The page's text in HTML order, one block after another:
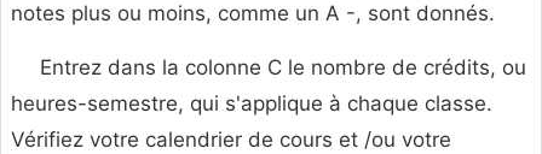
notes plus ou moins, comme un A -, sont donnés.
Entrez dans la colonne C le nombre de crédits, ou
heures-semestre, qui s'applique à chaque classe.
Vérifiez votre calendrier de cours et /ou votre